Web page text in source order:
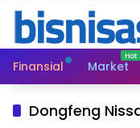
Finansial Market
Dongfeng